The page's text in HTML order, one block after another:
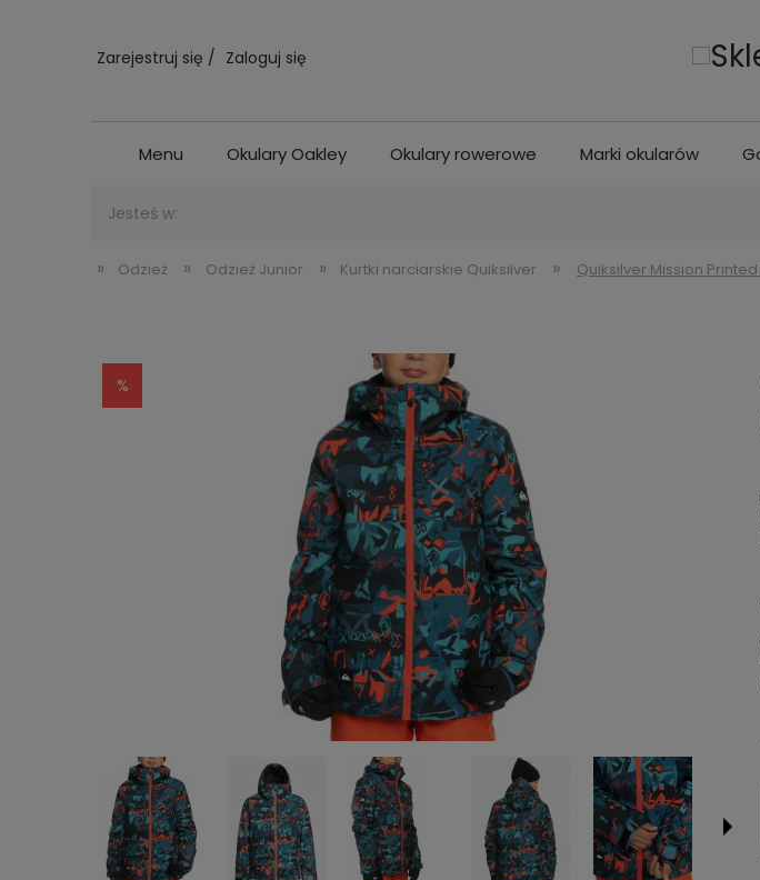
Zarejestruj się Zaloguj się
Menu Okulary Oakley Okulary rowerowe Marki okularów
Jesteś w:
» Odzież » Odzież Junior » Kurtki narciarskie Quiksilver » Quiksilver Mission